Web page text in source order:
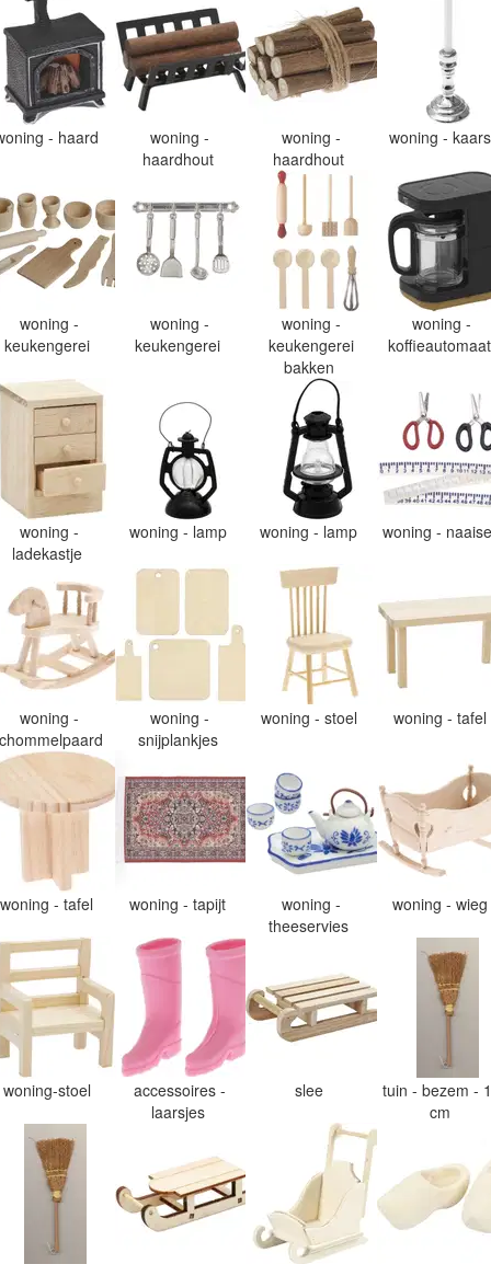
- haard
woning -
haardhout
woning -
haardhout
woning -
woning -
keukengerei
woning -
keukengerei
woning -
keukengerei
bakken
woning -
woning -
ladekastje
woning - lamp woning - lamp woning -
woning -
woning -
snijplankjes
woning - stoel woning - tafel
woning - tafel woning - tapijt
woning -
theeservies
woning - wieg
woning-stoel
accessoires -
laarsjes
slee
tuin - bezem -
cm